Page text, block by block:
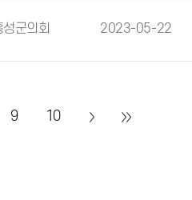
성군의회 2023-05-22
9 10